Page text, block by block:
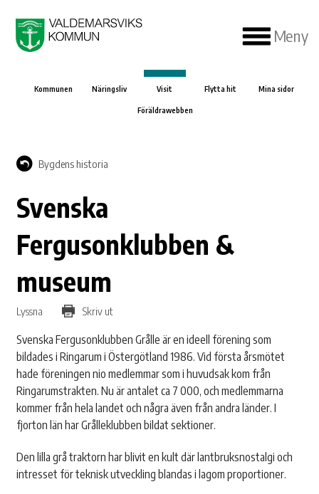
Meny
Kommunen Näringsliv Visit Flytta hit Mina sidor
Föräldrawebben
Bygdens historia
Svenska
Fergusonklubben &
museum
Lyssna Skriv ut
Svenska Fergusonklubben Grålle är en ideell förening som
bildades i Ringarum i Östergötland 1986. Vid första årsmötet
hade föreningen nio medlemmar som i huvudsak kom från
Ringarumstrakten. Nu är antalet ca 7 000, och medlemmarna
kommer från hela landet och några även från andra länder. I
fjorton län har Grålleklubben bildat sektioner.
Den lilla grå traktorn har blivit en kult där lantbruksnostalgi och
intresset för teknisk utveckling blandas i lagom proportioner.